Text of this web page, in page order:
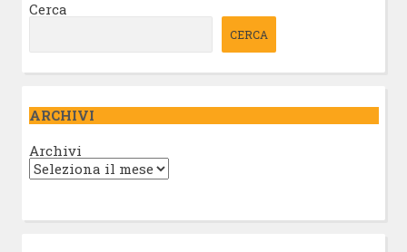
Cerca
CERCA
ARCHIVI
Archivi